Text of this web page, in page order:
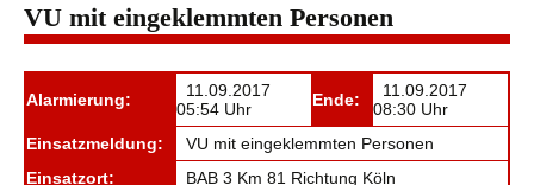
VU mit eingeklemmten Personen
Alarmierung:
11.09.2017
05:54 Uhr
Ende:
11.09.2017
08:30 Uhr
Einsatzmeldung:
VU mit eingeklemmten Personen
Einsatzort:
BAB 3 Km 81 Richtung Köln